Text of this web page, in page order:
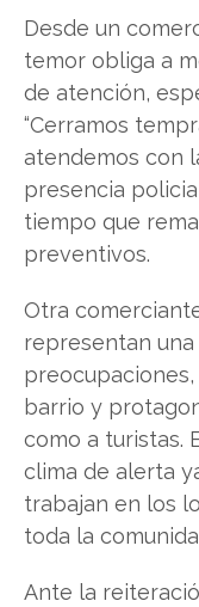
Desde un
temor obliga a
de atención,
“Cerramos
atendemos con
presencia
tiempo que
preventivos.
Otra
representan
barrio y
como a turistas.
clima de alerta
trabajan en los
toda la
Ante la